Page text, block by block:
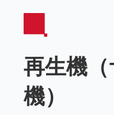
再生機
機）